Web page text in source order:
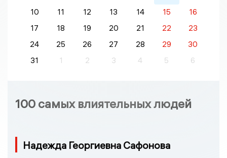
10
11 12 13 14 15
16
17
18 19 20 21 22
23
24
25 26 27 28 29
30
31
1 2 3 4 5 6
100 самых влиятельных людей
Надежда Георгиевна Сафонова